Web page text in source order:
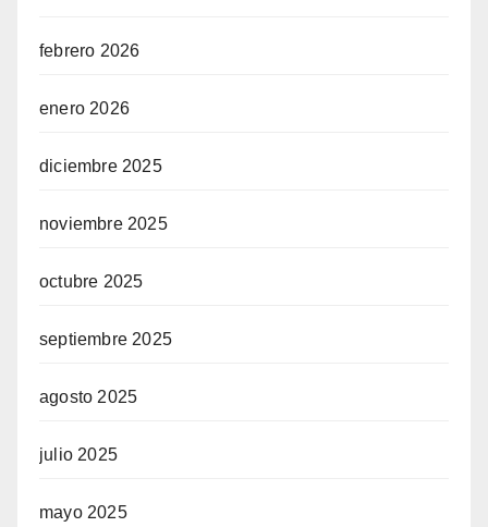
febrero 2026
enero 2026
diciembre 2025
noviembre 2025
octubre 2025
septiembre 2025
agosto 2025
julio 2025
mayo 2025